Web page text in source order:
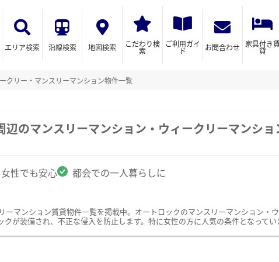
エリア検索 沿線検索 地図検索 こだわり検
索
ご利用ガイ
ド お問合わせ 家具付き
貸
クリー・マンスリーマンション物件一覧
のマンスリーマンション・ウィークリーマンショ
女性でも安心 都会での一人暮らしに
マンション賃貸物件一覧を掲載中。オートロックのマンスリーマンション・
が装備され、不正な侵入を防止します。特に女性の方に人気の条件となってい